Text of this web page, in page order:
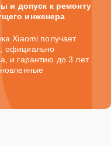
и допуск к ремонту
инженера
Xiaomi получает
официально
и гарантию до 3 лет